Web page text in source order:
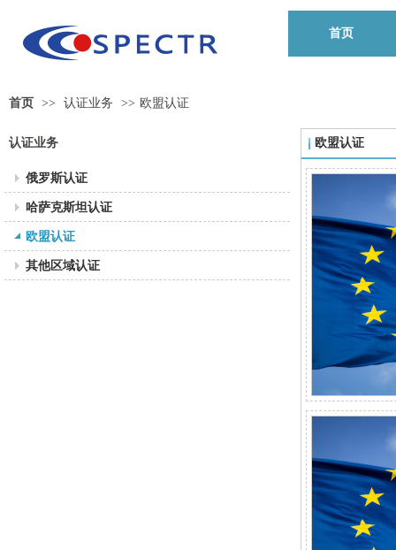
首页
首页 >> 认证业务 >> 欧盟认证
认证业务
俄罗斯认证
哈萨克斯坦认证
欧盟认证
其他区域认证
欧盟认证